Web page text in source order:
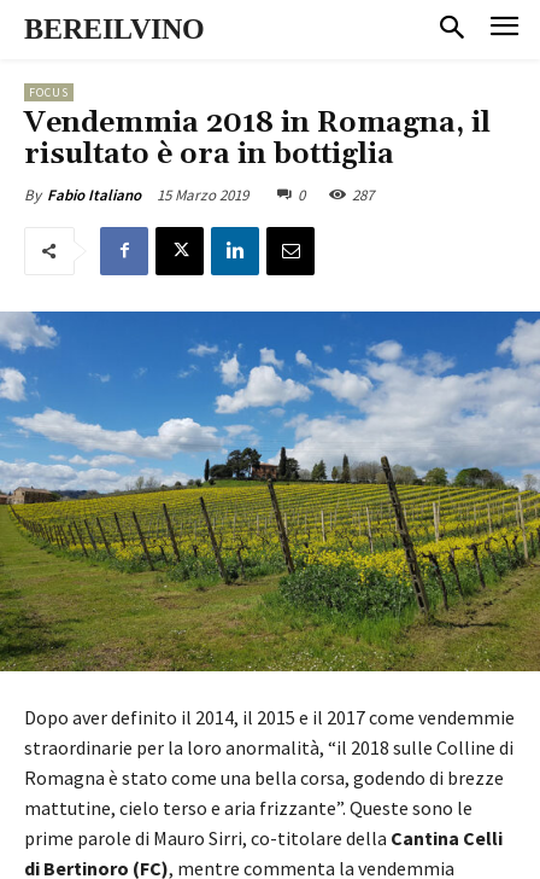
BEREILVINO
FOCUS
Vendemmia 2018 in Romagna, il
risultato è ora in bottiglia
By Fabio Italiano 15 Marzo 2019 0 287
Dopo aver definito il 2014, il 2015 e il 2017 come vendemmie
straordinarie per la loro anormalità, “il 2018 sulle Colline di
Romagna è stato come una bella corsa, godendo di brezze
mattutine, cielo terso e aria frizzante”. Queste sono le
prime parole di Mauro Sirri, co-titolare della Cantina Celli
di Bertinoro (FC), mentre commenta la vendemmia